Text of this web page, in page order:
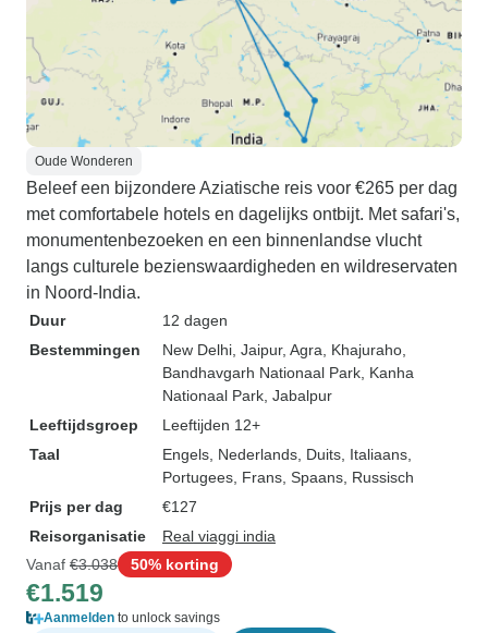
Oude Wonderen
Beleef een bijzondere Aziatische reis voor €265 per dag
met comfortabele hotels en dagelijks ontbijt. Met safari's,
monumentenbezoeken en een binnenlandse vlucht
langs culturele bezienswaardigheden en wildreservaten
in Noord-India.
Duur
12 dagen
Bestemmingen
New Delhi , Jaipur, Agra , Khajuraho
Bandhavgarh Nationaal Park , Kanha
Nationaal Park , Jabalpur
Leeftijdsgroep
Leeftijden 12+
Taal
Engels, Nederlands, Duits, Italiaans,
Portugees, Frans, Spaans, Russisch
Prijs per dag
€127
Reisorganisatie
Real viaggi india
Vanaf €3.038 50% korting
€1.519
Aanmelden to unlock savings